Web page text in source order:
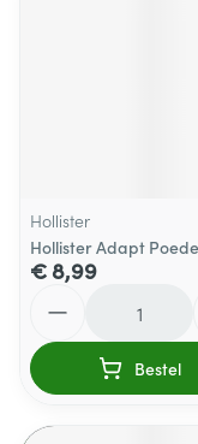
Hollister
Hollister Adapt
€ 8,99
Bestel